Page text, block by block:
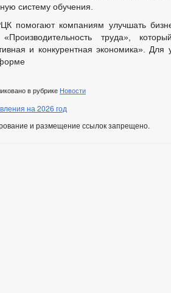
систему обучения.
помогают компаниям улучшать
«Производительность труда»,
и конкурентная экономика». Для
в рубрике Новости
на 2026 год
и размещение ссылок запрещено.